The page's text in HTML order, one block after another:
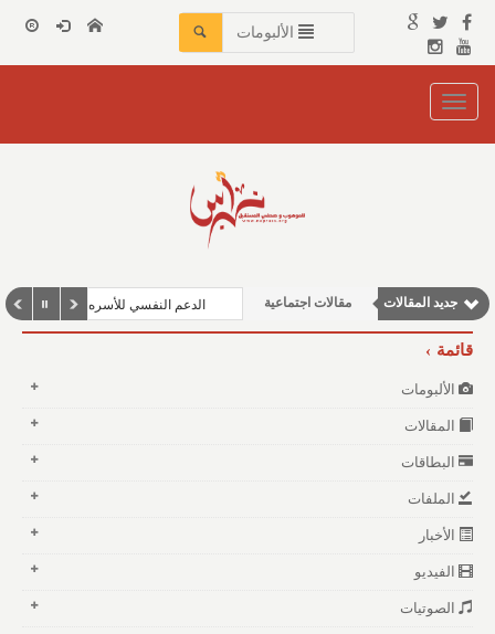
الألبومات
Toggle
navigation
جديد المقالات مقالات اجتماعية
مقالات علمية
الدعم النفسي للأسره
قائمة
الألبومات
المقالات
البطاقات
الملفات
الأخبار
الفيديو
الصوتيات